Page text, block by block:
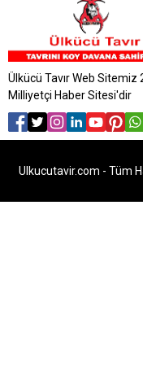
Ülkücü Tavır Web Sitemiz
Milliyetçi Haber Sitesi'dir
Ulkucutavir.com - Tüm